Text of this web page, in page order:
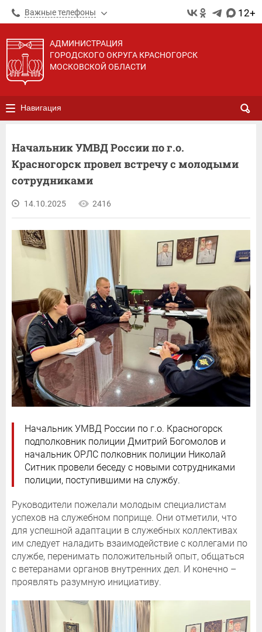
Важные телефоны 12+
АДМИНИСТРАЦИЯ
ГОРОДСКОГО ОКРУГА КРАСНОГОРСК
МОСКОВСКОЙ ОБЛАСТИ
Навигация
Начальник УМВД России по г.о.
Красногорск провел встречу с молодыми
сотрудниками
14.10.2025 2416
Начальник УМВД России по г.о. Красногорск
подполковник полиции Дмитрий Богомолов и
начальник ОРЛС полковник полиции Николай
Ситник провели беседу с новыми сотрудниками
полиции, поступившими на службу.
Руководители пожелали молодым специалистам
успехов на служебном поприще. Они отметили, что
для успешной адаптации в служебных коллективах
им следует наладить взаимодействие с коллегами по
службе, перенимать положительный опыт, общаться
с ветеранами органов внутренних дел. И конечно –
проявлять разумную инициативу.